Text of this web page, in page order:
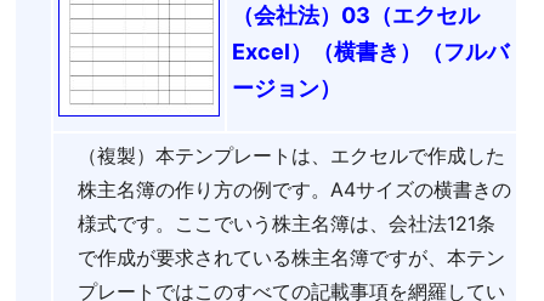
（会社法）03（エクセル
Excel）（横書き）（フルバ
ージョン）
（複製）本テンプレートは、エクセルで作成した
株主名簿の作り方の例です。A4サイズの横書きの
様式です。ここでいう株主名簿は、会社法121条
で作成が要求されている株主名簿ですが、本テン
プレートではこのすべての記載事項を網羅してい